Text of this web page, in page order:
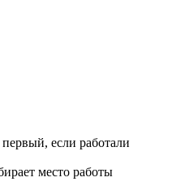
если работали
место работы